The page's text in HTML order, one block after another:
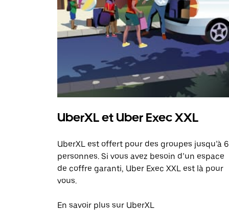
UberXL et Uber Exec XXL
UberXL est offert pour des groupes jusqu’à 6
personnes. Si vous avez besoin d’un espace
de coffre garanti, Uber Exec XXL est là pour
vous.
En savoir plus sur UberXL